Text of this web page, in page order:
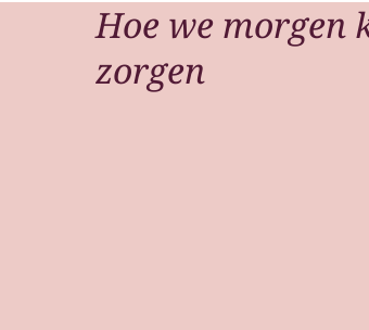
Hoe we morgen
zorgen